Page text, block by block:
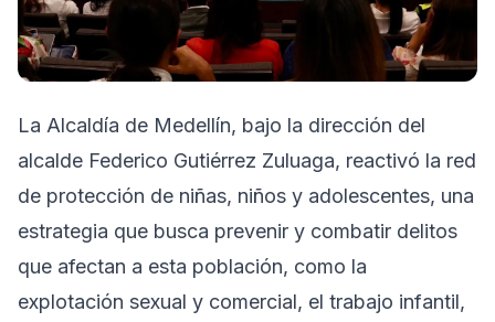
La Alcaldía de Medellín, bajo la dirección del
alcalde Federico Gutiérrez Zuluaga, reactivó la red
de protección de niñas, niños y adolescentes, una
estrategia que busca prevenir y combatir delitos
que afectan a esta población, como la
explotación sexual y comercial, el trabajo infantil,